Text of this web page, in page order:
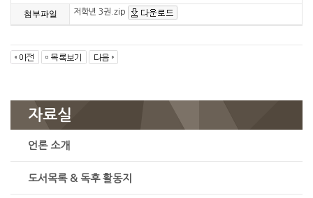
첨부파일 저학년 3권.zip
자료실
언론 소개
도서목록 & 독후 활동지